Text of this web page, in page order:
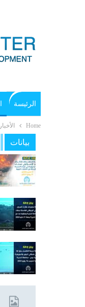
الرئيسة
Home الأخبار
بيانات